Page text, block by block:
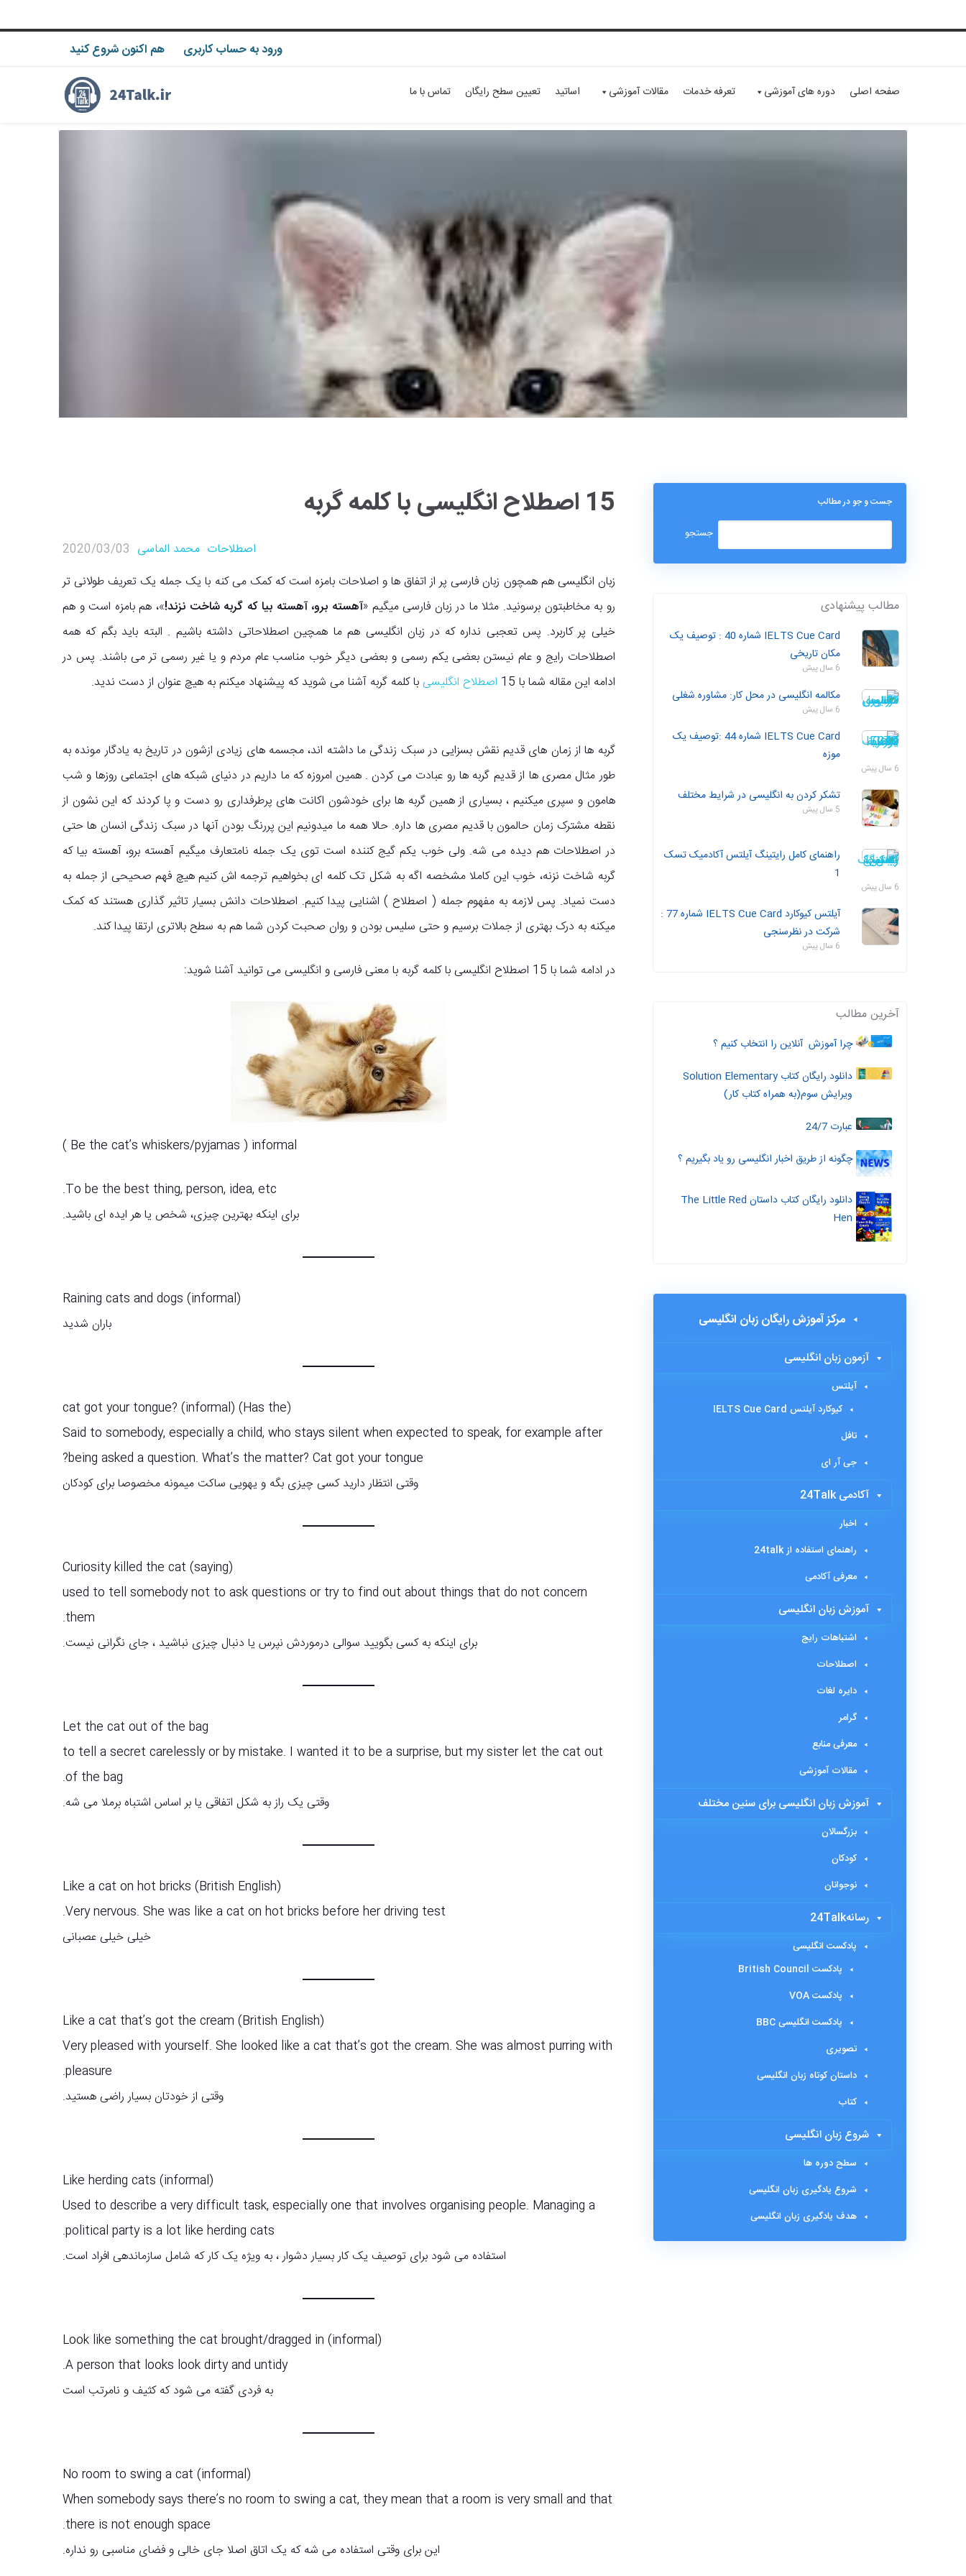
ورود به حساب کاربری هم اکنون شروع کنید
صفحه اصلی دوره های آموزشی تعرفه خدمات مقالات آموزشی اساتید تعیین سطح رایگان تماس با ما
15 اصطلاح انگلیسی با کلمه گربه
2020/03/03 محمد الماسی اصطلاحات
زبان انگلیسی هم همچون زبان فارسی پر از اتفاق ها و اصلاحات بامزه است که کمک می کنه با یک جمله یک تعریف طولانی تر
رو به مخاطبتون برسونید. مثلا ما در زبان فارسی میگیم «آهسته برو، آهسته بیا که گربه شاخت نزند!»، هم بامزه است و هم
خیلی پر کاربرد. پس تعجبی نداره که در زبان انگلیسی هم ما همچین اصطلاحاتی داشته باشیم . البته باید بگم که همه
اصطلاحات رایج و عام نیستن بعضی یکم رسمی و بعضی دیگر خوب مناسب عام مردم و یا غیر رسمی تر می باشند. پس در
ادامه این مقاله شما با 15
اصطلاح انگلیسی با کلمه گربه آشنا می شوید که پیشنهاد میکنم به هیچ عنوان از دست ندید.
گربه ها از زمان های قدیم نقش بسزایی در سبک زندگی ما داشته اند، مجسمه های زیادی ازشون در تاریخ به یادگار مونده به
طور مثال مصری ها از قدیم گربه ها رو عبادت می کردن . همین امروزه که ما داریم در دنیای شبکه های اجتماعی روزها و شب
هامون و سپری میکنیم ، بسیاری از همین گربه ها برای خودشون اکانت های پرطرفداری رو دست و پا کردند که این نشون از
نقطه مشترک زمان حالمون با قدیم مصری ها داره. حالا همه ما میدونیم این پررنگ بودن آنها در سبک زندگی انسان ها حتی
در اصطلاحات هم دیده می شه. ولی خوب یکم گیج کننده است توی یک جمله نامتعارف میگیم آهسته برو، آهسته بیا که
گربه شاخت نزنه، خوب این کاملا مشخصه اگه به شکل تک کلمه ای بخواهیم ترجمه اش کنیم هیچ فهم صحیحی از جمله به
دست نمیاد. پس لازمه به مفهوم جمله ( اصطلاح ) اشنایی پیدا کنیم. اصطلاحات دانش بسیار تاثیر گذاری هستند که کمک
میکنه به درک بهتری از جملات برسیم و حتی سلیس بودن و روان صحبت کردن شما هم به سطح بالاتری ارتقا پیدا کند.
در ادامه شما با 15 اصطلاح انگلیسی با کلمه گربه با معنی فارسی و انگلیسی می توانید آشنا شوید:
Be the cat’s whiskers/pyjamas ) informal )
To be the best thing, person, idea, etc.
برای اینکه بهترین چیزی، شخص یا هر ایده ای باشید.
Raining cats and dogs (informal)
باران شدید
(Has the) cat got your tongue? (informal)
Said to somebody, especially a child, who stays silent when expected to speak, for example after
being asked a question. What’s the matter? Cat got your tongue?
وقتی انتظار دارید کسی چیزی بگه و یهویی ساکت میمونه مخصوصا برای کودکان
Curiosity killed the cat (saying)
used to tell somebody not to ask questions or try to find out about things that do not concern
them.
برای اینکه به کسی بگویید سوالی درموردش نپرس یا دنبال چیزی نباشید ، جای نگرانی نیست.
Let the cat out of the bag
to tell a secret carelessly or by mistake. I wanted it to be a surprise, but my sister let the cat out
of the bag.
وقتی یک راز به شکل اتفاقی یا بر اساس اشتباه برملا می شه.
Like a cat on hot bricks (British English)
Very nervous. She was like a cat on hot bricks before her driving test.
خیلی خیلی عصبانی
Like a cat that’s got the cream (British English)
Very pleased with yourself. She looked like a cat that’s got the cream. She was almost purring with
pleasure.
وقتی از خودتان بسیار راضی هستید.
Like herding cats (informal)
Used to describe a very difficult task, especially one that involves organising people. Managing a
political party is a lot like herding cats.
استفاده می شود برای توصیف یک کار بسیار دشوار ، به ویژه یک کار که شامل سازماندهی افراد است.
Look like something the cat brought/dragged in (informal)
A person that looks look dirty and untidy.
به فردی گفته می شود که کثیف و نامرتب است
No room to swing a cat (informal)
When somebody says there’s no room to swing a cat, they mean that a room is very small and that
there is not enough space.
این برای وقتی استفاده می شه که یک اتاق اصلا جای خالی و فضای مناسبی رو نداره.
جست و جو در مطالب
مطالب پیشنهادی
IELTS Cue Card شماره 40 : توصیف یک
مکان تاریخی
6 سال پیش
مکالمه انگلیسی در محل کار: مشاوره شغلی
6 سال پیش
IELTS Cue Card شماره 44 :توصیف یک
موزه
6 سال پیش
تشکر کردن به انگلیسی در شرایط مختلف
5 سال پیش
راهنمای کامل رایتینگ آیلتس آکادمیک تسک
1
6 سال پیش
آیلتس کیوکارد IELTS Cue Card شماره 77 :
شرکت در نظرسنجی
6 سال پیش
آخرین مطالب
چرا آموزش آنلاین را انتخاب کنیم ؟
دانلود رایگان کتاب Solution Elementary
ویرایش سوم(به همراه کتاب کار)
عبارت 24/7
چگونه از طریق اخبار انگلیسی رو یاد بگیریم ؟
دانلود رایگان کتاب داستان The Little Red
Hen
مرکز آموزش رایگان زبان انگلیسی
آزمون زبان انگلیسی
آیلتس
کیوکارد آیلتس IELTS Cue Card
تافل
جی آر ای
آکادمی 24Talk
اخبار
راهنمای استفاده از 24talk
معرفی آکادمی
آموزش زبان انگلیسی
اشتباهات رایج
اصطلاحات
دایره لغات
گرامر
معرفی منابع
مقالات آموزشی
آموزش زبان انگلیسی برای سنین مختلف
بزرگسالان
کودکان
نوجوانان
رسانه24Talk
پادکست انگلیسی
پادکست British Council
پادکست VOA
پادکست انگلیسی BBC
تصویری
داستان کوتاه زبان انگلیسی
کتاب
شروع زبان انگلیسی
سطح دوره ها
شروع یادگیری زبان انگلیسی
هدف یادگیری زبان انگلیسی